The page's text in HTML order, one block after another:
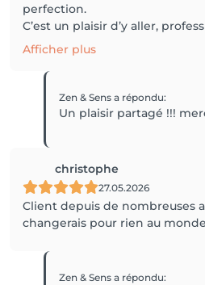
perfection.
C’est un plaisir d’y aller,
Afficher plus
Zen & Sensa répondu:
Un plaisir partagé !!!
christophe
27.05.2026
Client depuis de nombreuses
changerais pour rien au
Zen & Sensa répondu: